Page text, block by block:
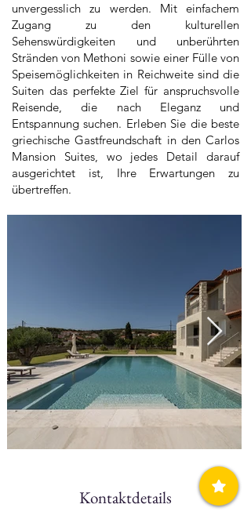
unvergesslich zu werden. Mit einfachem
Zugang zu den kulturellen
Sehenswürdigkeiten und unberührten
Stränden von Methoni sowie einer Fülle von
Speisemöglichkeiten in Reichweite sind die
Suiten das perfekte Ziel für anspruchsvolle
Reisende, die nach Eleganz und
Entspannung suchen. Erleben Sie die beste
griechische Gastfreundschaft in den Carlos
Mansion Suites, wo jedes Detail darauf
ausgerichtet ist, Ihre Erwartungen zu
übertreffen.
Kontaktdetails